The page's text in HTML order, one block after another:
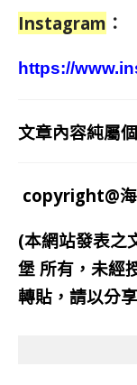
Instagram ：
https://
文章內容純屬
copyright@
(本網站發表之
堡 所有，未經
轉貼，請以分